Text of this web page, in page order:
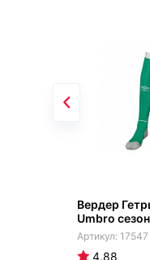
Вердер
Umbro
17547
4.88